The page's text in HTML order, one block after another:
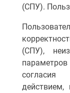
(СПУ).
(СПУ),